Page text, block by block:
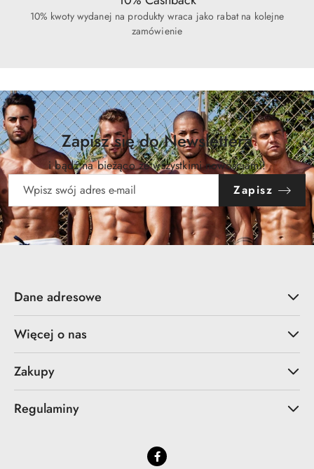
10% kwoty wydanej na produkty wraca jako rabat na kolejne
zamówienie
Zapisz się do Newslettera
i bądź na bieżąco ze wszystkimi nowościami!
Zapisz
Dane adresowe
Więcej o nas
Zakupy
Regulaminy